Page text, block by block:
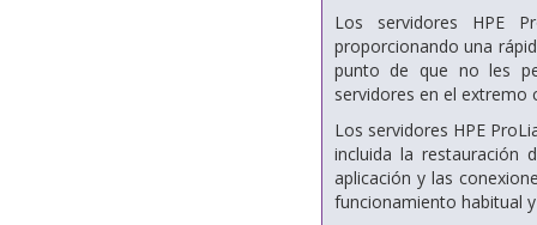
Los servidores HPE
proporcionando una
punto de que no les
servidores en el extremo
Los servidores HPE
incluida la restauración
aplicación y las
funcionamiento habitual